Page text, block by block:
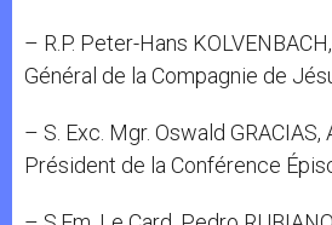
– R.P. Peter-Hans
Général de la Compagnie de
– S. Exc. Mgr. Oswald GRACIAS,
Président de la Conférence